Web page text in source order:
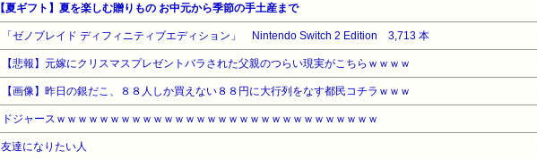
【夏ギフト】夏を楽しむ贈りもの お中元から季節の手土産まで
「ゼノブレイド ディフィニティブエディション」 Nintendo Switch 2 Edition 3,713 本
【悲報】元嫁にクリスマスプレゼントバラされた父親のつらい現実がこちらｗｗｗｗ
【画像】昨日の銀だこ、８８人しか買えない８８円に大行列をなす都民コチラｗｗｗ
ドジャースｗｗｗｗｗｗｗｗｗｗｗｗｗｗｗｗｗｗｗｗｗｗｗｗｗｗｗｗｗｗ
友達になりたい人